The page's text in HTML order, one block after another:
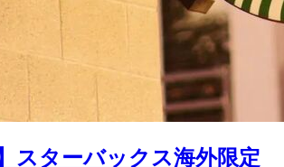
スターバックス海外限定